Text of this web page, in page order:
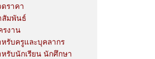
ราคา
สัมพันธ์
รงาน
รับครูและบุคลากร
รับนักเรียน นักศึกษา